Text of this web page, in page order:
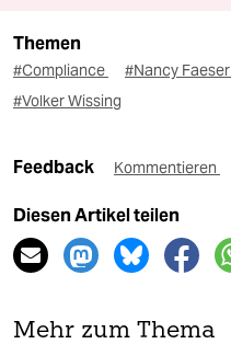
Themen
#Compliance #Nancy Faeser
#Volker Wissing
Feedback Kommentieren
Diesen Artikel teilen
Mehr zum Thema